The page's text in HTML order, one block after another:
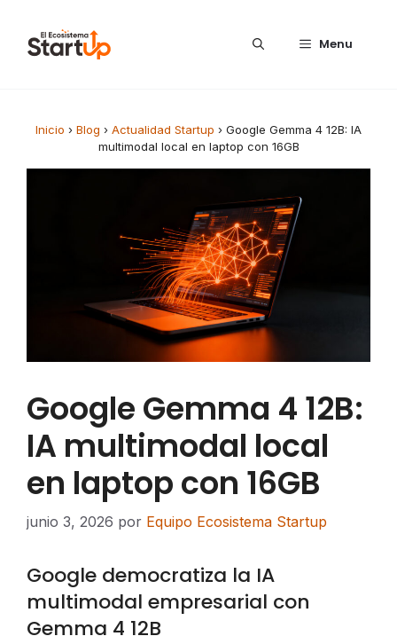
Menu
Inicio › Blog › Actualidad Startup › Google Gemma 4 12B: IA
multimodal local en laptop con 16GB
Google Gemma 4 12B:
IA multimodal local
en laptop con 16GB
junio 3, 2026 por Equipo Ecosistema Startup
Google democratiza la IA
multimodal empresarial con
Gemma 4 12B